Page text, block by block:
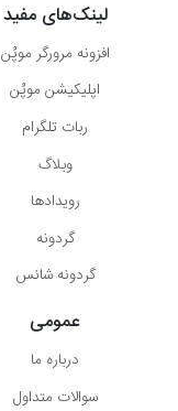
لینک‌های مفید
افزونه مرورگر موپُن
اپلیکیشن موپُن
ربات تلگرام
وبلاگ
رویدادها
گردونه
گردونه شانس
عمومی
درباره ما
سوالات متداول